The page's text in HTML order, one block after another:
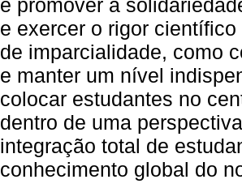
e promover a
e exercer o rigor
de imparcialidade, como
e manter um nível
colocar estudantes no
dentro de uma
integração total de
conhecimento global do